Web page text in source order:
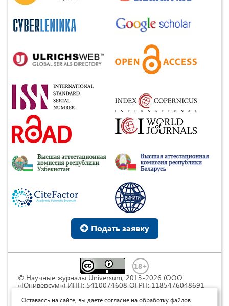
Подать заявку
© Научные журналы Universum, 2013-2026 (ООО
«Юниверсум») ИНН: 5410074608 ОГРН: 1185476048691
Commons « Attribution» («Атрибуция») 4.0
Оставаясь на сайте, вы даете согласие на обработку файлов